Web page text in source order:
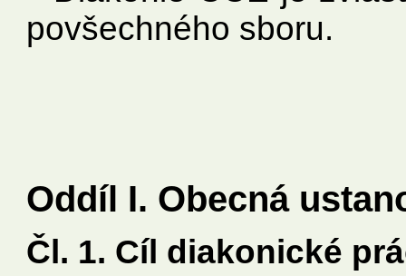
povšechného sboru.
Oddíl I. Obecná
Čl. 1. Cíl diakonické